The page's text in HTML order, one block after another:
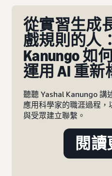
從實習生成長
戲規則的人：
Kanungo 如何
運用 AI 重新構
聽聽 Yashal Kanungo 講述從
應用科學家的職涯過程，以及
與受眾建立聯繫。
閱讀更